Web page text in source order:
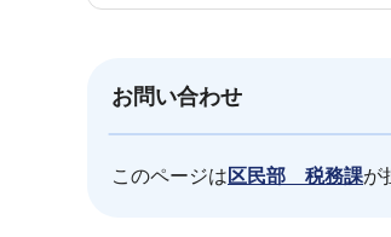
お問い合わせ
このページは区民部 税務課が